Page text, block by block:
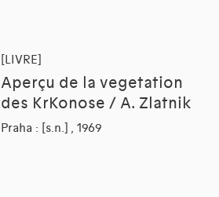
[LIVRE]
Aperçu de la vegetation
des KrKonose / A. Zlatnik
Praha : [s.n.] , 1969